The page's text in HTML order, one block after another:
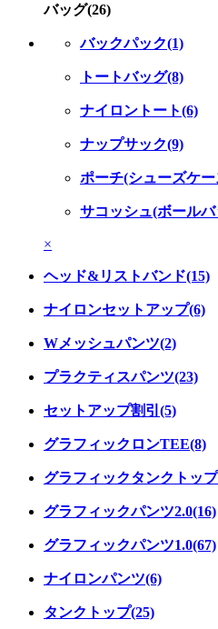
バッグ(26)
バックパック(1)
トートバッグ(8)
ナイロントート(6)
ナップサック(9)
ポーチ(シューズケー
サコッシュ(ボールバ
×
ヘッド&リストバンド(15)
ナイロンセットアップ(6)
Wメッシュパンツ(2)
プラクティスパンツ(23)
セットアップ割引(5)
グラフィックロンTEE(8)
グラフィックタンクトッ
グラフィックパンツ2.0(16)
グラフィックパンツ1.0(67)
ナイロンパンツ(6)
タンクトップ(25)